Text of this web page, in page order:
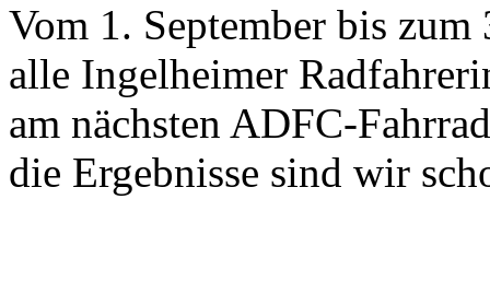
Vom 1. September bis
alle Ingelheimer
am nächsten ADFC-
die Ergebnisse sind wir